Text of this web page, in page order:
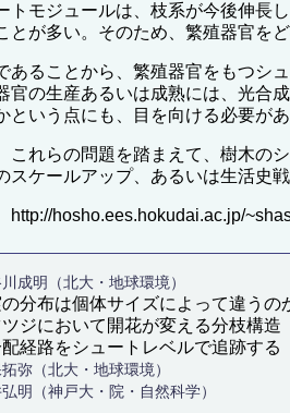
トモジュールは、枝系が今後伸長
とが多い。そのため、繁殖器官を
あることから、繁殖器官をもつシ
官の生産あるいは成熟には、光合
という点にも、目を向ける必要があ
これらの問題を踏まえて、樹木の
スケールアップ、あるいは生活史
hosho.ees.hokudai.ac.jp/
成明（北大・地球環境）
分布は個体サイズによって違う
ツジにおいて開花が変える分枝構
配経路をシュートレベルで追跡す
弥（北大・地球環境）
明（神戸大・院・自然科学）